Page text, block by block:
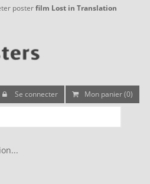
posterfilm Lost in Translation
Se connecter Mon panier (0)